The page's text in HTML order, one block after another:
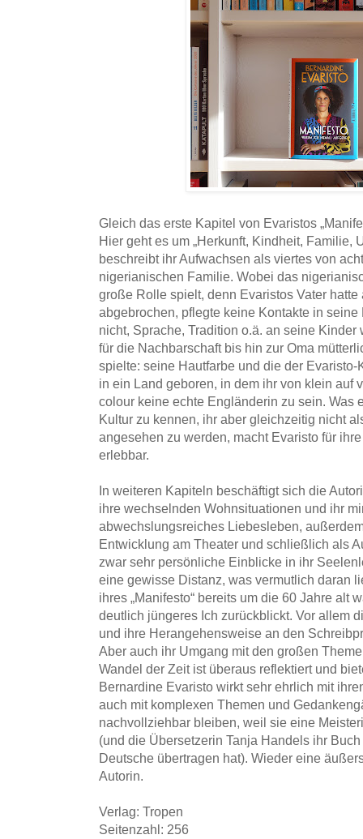
Gleich das erste Kapitel von Evaristos
Hier geht es um „Herkunft, Kindheit, Familie,
beschreibt ihr Aufwachsen als viertes von
nigerianischen Familie. Wobei das
große Rolle spielt, denn Evaristos Vater
abgebrochen, pflegte keine Kontakte in
nicht, Sprache, Tradition o.ä. an seine
für die Nachbarschaft bis hin zur Oma
spielte: seine Hautfarbe und die der
in ein Land geboren, in dem ihr von klein auf
colour keine echte Engländerin zu sein. Was
Kultur zu kennen, ihr aber gleichzeitig nicht
angesehen zu werden, macht Evaristo für
erlebbar.
In weiteren Kapiteln beschäftigt sich die
ihre wechselnden Wohnsituationen und ihr
abwechslungsreiches Liebesleben,
Entwicklung am Theater und schließlich als
zwar sehr persönliche Einblicke in ihr
eine gewisse Distanz, was vermutlich daran
ihres „Manifesto“ bereits um die 60 Jahre alt
deutlich jüngeres Ich zurückblickt. Vor allem
und ihre Herangehensweise an den
Aber auch ihr Umgang mit den großen
Wandel der Zeit ist überaus reflektiert und
Bernardine Evaristo wirkt sehr ehrlich mit
auch mit komplexen Themen und
nachvollziehbar bleiben, weil sie eine
(und die Übersetzerin Tanja Handels ihr
Deutsche übertragen hat). Wieder eine
Autorin.
Verlag: Tropen
Seitenzahl: 256